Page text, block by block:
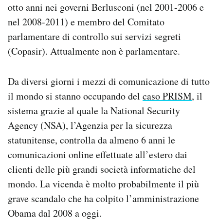
AREA PERSONALE
Area Personale
Notifiche mobile
Regala il Post
Esci
otto anni nei governi Berlusconi (nel 2001-2006 e
nel 2008-2011) e membro del Comitato
parlamentare di controllo sui servizi segreti
(Copasir). Attualmente non è parlamentare.
Da diversi giorni i mezzi di comunicazione di tutto
il mondo si stanno occupando del caso PRISM, il
sistema grazie al quale la National Security
Agency (NSA), l’Agenzia per la sicurezza
statunitense, controlla da almeno 6 anni le
comunicazioni online effettuate all’estero dai
clienti delle più grandi società informatiche del
mondo. La vicenda è molto probabilmente il più
grave scandalo che ha colpito l’amministrazione
Obama dal 2008 a oggi.